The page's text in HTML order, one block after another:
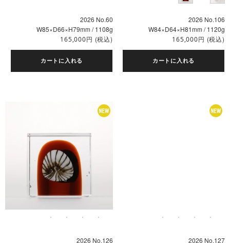
2026 No.60
W85×D66×H79mm / 1108g
165,000円 (税込)
カートに入れる
2026 No.106
W84×D64×H81mm / 1120g
165,000円 (税込)
カートに入れる
2026 No.126
2026 No.127